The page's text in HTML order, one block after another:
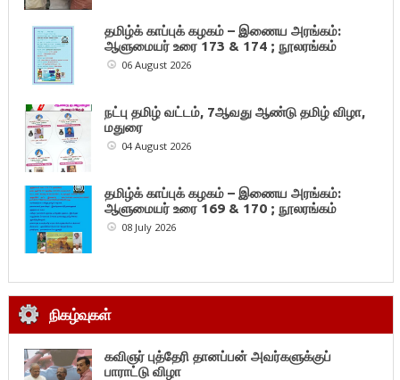
தமிழ்க் காப்புக் கழகம் – இணைய அரங்கம்:
ஆளுமையர் உரை 173 & 174 ; நூலரங்கம்
06 August 2026
நட்பு தமிழ் வட்டம், 7ஆவது ஆண்டு தமிழ் விழா,
மதுரை
04 August 2026
தமிழ்க் காப்புக் கழகம் – இணைய அரங்கம்:
ஆளுமையர் உரை 169 & 170 ; நூலரங்கம்
08 July 2026
நிகழ்வுகள்
கவிஞர் புத்தேரி தானப்பன் அவர்களுக்குப்
பாராட்டு விழா